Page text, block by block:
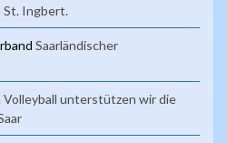
St. Ingbert.
Saarländischer
Volleyball unterstützen wir die